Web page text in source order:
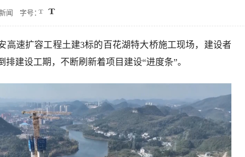
闻 字号：
高速扩容工程土建3标的百花湖特大桥施工现场，建设者
建设工期，不断刷新着项目建设“进度条”。